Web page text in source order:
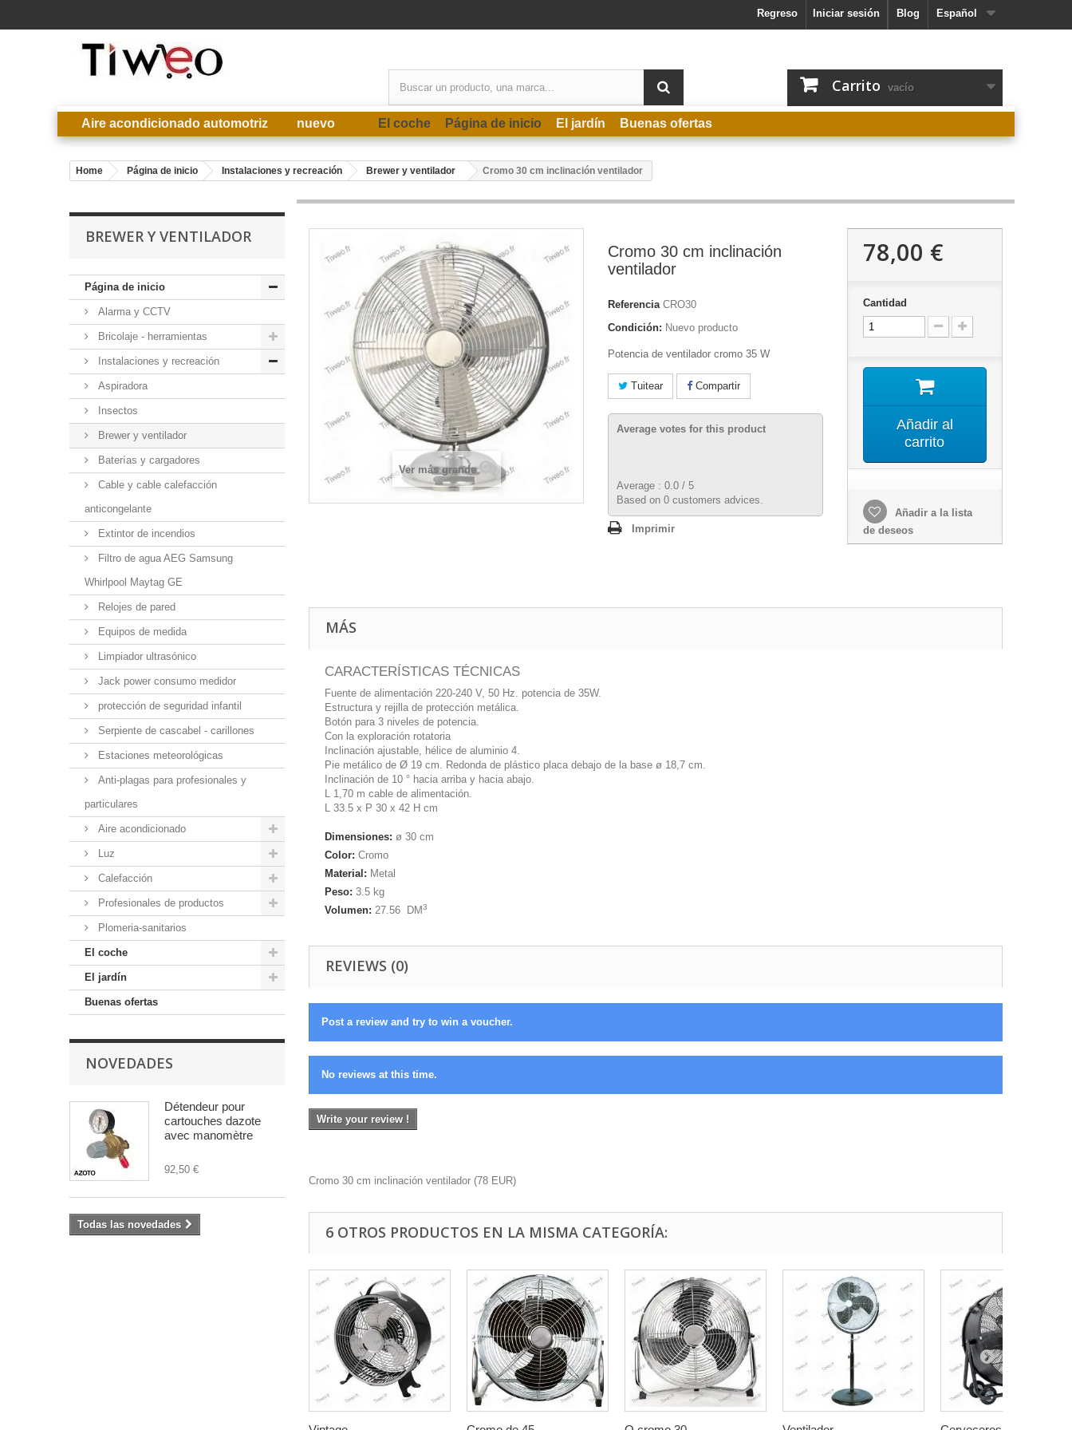
Español
Blog
Iniciar sesión
Regreso
Carrito vacío
Aire acondicionado automotriz nuevo El coche Página de inicio El jardín Buenas ofertas
Home Página de inicio Instalaciones y recreación Brewer y ventilador Cromo 30 cm inclinación ventilador
BREWER Y VENTILADOR
Página de inicio
Alarma y CCTV
Bricolaje - herramientas
Instalaciones y recreación
Aspiradora
Insectos
Brewer y ventilador
Baterías y cargadores
Cable y cable calefacción
anticongelante
Extintor de incendios
Filtro de agua AEG Samsung
Whirlpool Maytag GE
Relojes de pared
Equipos de medida
Limpiador ultrasónico
Jack power consumo medidor
protección de seguridad infantil
Serpiente de cascabel - carillones
Estaciones meteorológicas
Anti-plagas para profesionales y
particulares
Aire acondicionado
Luz
Calefacción
Profesionales de productos
Plomeria-sanitarios
El coche
El jardín
Buenas ofertas
NOVEDADES
Détendeur pour
cartouches dazote
avec manomètre
92,50 €
Todas las novedades
Ver más grande
Cromo 30 cm inclinación
ventilador
Referencia CRO30
Condición: Nuevo producto
Potencia de ventilador cromo 35 W
Tuitear Compartir
Average votes for this product
Average : 0.0 / 5
Based on 0 customers advices.
Imprimir
78,00 €
Cantidad
Añadir al
carrito
Añadir a la lista
de deseos
MÁS
CARACTERÍSTICAS TÉCNICAS
Fuente de alimentación 220-240 V, 50 Hz. potencia de 35W.
Estructura y rejilla de protección metálica.
Botón para 3 niveles de potencia.
Con la exploración rotatoria
Inclinación ajustable, hélice de aluminio 4.
Pie metálico de Ø 19 cm. Redonda de plástico placa debajo de la base ø 18,7 cm.
Inclinación de 10 ° hacia arriba y hacia abajo.
L 1,70 m cable de alimentación.
L 33.5 x P 30 x 42 H cm
Dimensiones: ø 30 cm
Color: Cromo
Material: Metal
Peso: 3.5 kg
Volumen: 27.56 DM3
REVIEWS (0)
Post a review and try to win a voucher.
No reviews at this time.
Write your review !
Cromo 30 cm inclinación ventilador (78 EUR)
6 OTROS PRODUCTOS EN LA MISMA CATEGORÍA: